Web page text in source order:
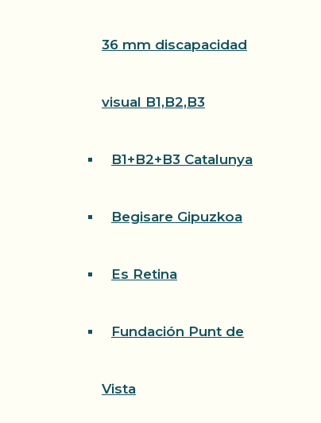
36 mm discapacidad
visual B1,B2,B3
B1+B2+B3 Catalunya
Begisare Gipuzkoa
Es Retina
Fundación Punt de
Vista